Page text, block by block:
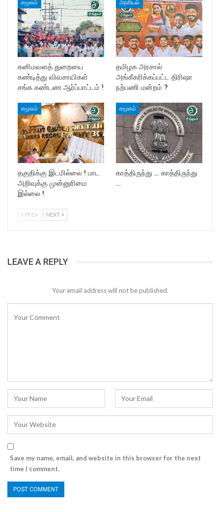
சமூகம்
கனிமவளத் துறையை
கண்டித்து விவசாயிகள்
சங்க கண்டண ஆர்ப்பாட்டம் !
அரசியல்
தமிழக அரசால்
அங்கீகரிக்கப்பட்ட திரிஷா
நற்பணி மன்றம் ?
சமூகம்
தகுதிக்கு இடமில்லை ! பாட
அறிவுக்கு முன்னுரிமை
இல்லை !
சமூகம்
காத்திருந்து … காத்திருந்து
…
PREV NEXT
LEAVE A REPLY
Your email address will not be published.
Save my name, email, and website in this browser for the next
time I comment.